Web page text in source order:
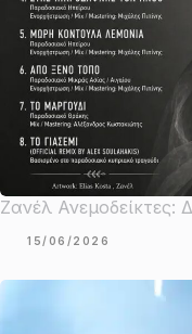
Ζανέλ Ανεμοδείκτες:
15/06/2026